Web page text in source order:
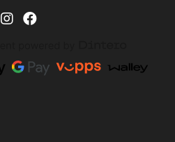
Barglass.no instagram
Barglass facebook